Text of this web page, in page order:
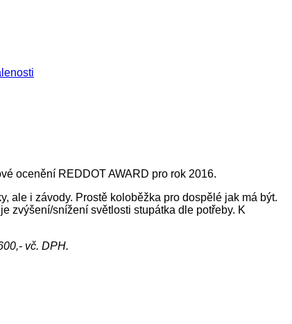
ocenění REDDOT AWARD pro rok 2016.
ale i závody. Prostě koloběžka pro dospělé jak má být.
zvýšení/snížení světlosti stupátka dle potřeby. K
vč. DPH.